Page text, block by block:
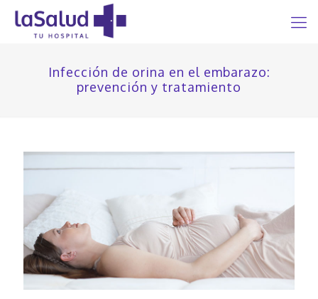
Infección de orina en el embarazo:
prevención y tratamiento